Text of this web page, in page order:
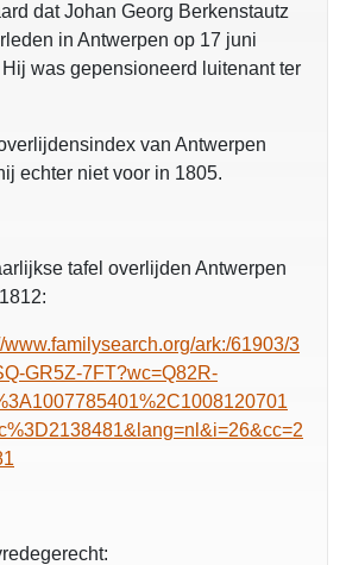
dat Johan Georg Berkenstautz
in Antwerpen op 17 juni
was gepensioneerd luitenant ter
van Antwerpen
echter niet voor in 1805.
tafel overlijden Antwerpen
www.familysearch.org/ark:/61903/3
GR5Z-7FT?wc=Q82R-